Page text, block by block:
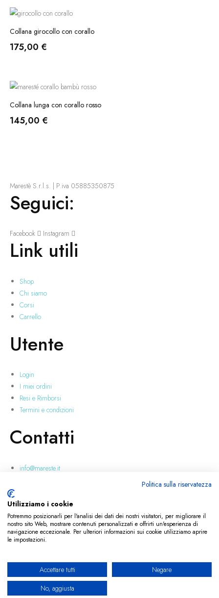
175,00 €.
Collana girocollo con corallo
175,00 €
Collana lunga con corallo rosso
145,00 €
Marestè S.r.l.s. | P.iva 05885350875
Seguici:
Facebook Instagram
Link utili
Shop
Chi siamo
Corsi
Carrello
Utente
Login
I miei ordini
Resi e Rimborsi
Termini e condizioni
Contatti
info@mareste.it
San Giovanni la Punta (CT)
© 2024 All rights reserved.Credits
Privacy Policy
Politica sulla riservatezza
Utilizziamo i cookie
Potremmo posizionarli per l'analisi dei dati dei nostri visitatori, per migliorare il
nostro sito Web, mostrare contenuti personalizzati e offrirti un'esperienza di
navigazione eccezionale. Per ulteriori informazioni sui cookie utilizziamo aprire
le impostazioni.
Accettare tutti
Negare
No, aggiusta